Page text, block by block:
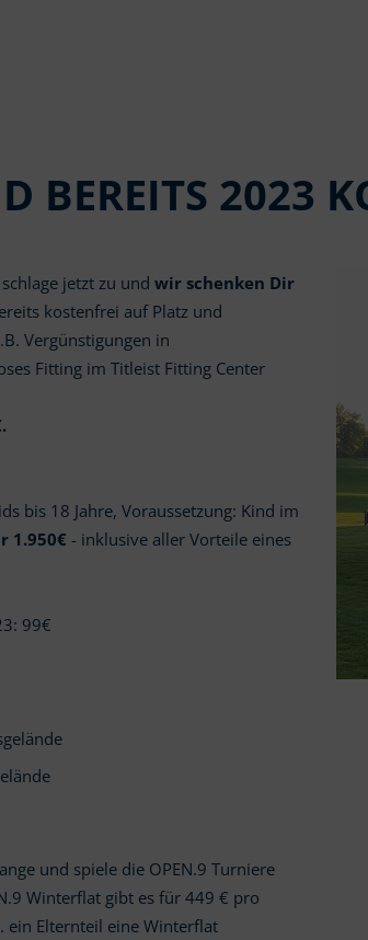
BEREITS 2023
jetzt zu und wir schenken Dir
kostenfrei auf Platz und
Vergünstigungen in
Fitting im Titleist Fitting Center
bis 18 Jahre, Voraussetzung: Kind im
1.950€ - inklusive aller Vorteile eines
99€
und spiele die OPEN.9 Turniere
Winterflat gibt es für 449 € pro
ein Elternteil eine Winterflat